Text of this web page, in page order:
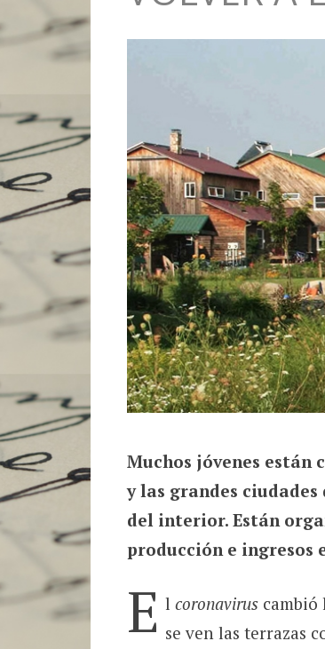
Muchos jóvenes
y las grandes ciudades
del interior. Están
producción e ingresos
E lcoronavirus cambió
se ven las terrazas